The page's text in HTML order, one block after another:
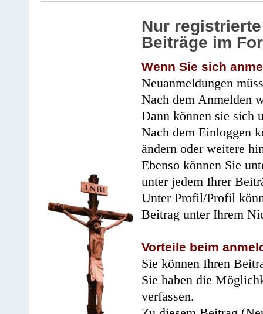
Nur
Beiträge im
Wenn Sie sich
Neuanmeldungen
Nach dem Anmelden
Dann können sie sich
Nach dem Einloggen
ändern oder weitere
Ebenso können Sie
unter jedem Ihrer
Unter Profil/Profil
Beitrag unter Ihrem
Vorteile beim
Sie können Ihren
Sie haben die
verfassen.